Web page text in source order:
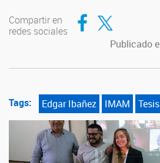
Compartir en
redes sociales
Compartir en Facebook
Compartir en Twitter
Publicado
Tags: Edgar Ibañez IMAM